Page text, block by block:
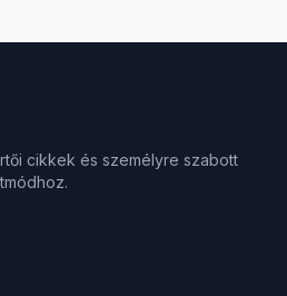
cikkek és személyre szabott